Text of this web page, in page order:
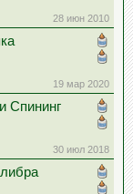
28 июн 2010
19 мар 2020
Спининг
30 июл 2018